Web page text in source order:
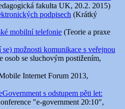
fakulta UK, 20.2. 2015)
podpisech (Krátký
mobilní telefonie (Teorie a praxe
možnosti komunikace s veřejnou
osob se sluchovým postižením,
Internet Forum 2013,
s odstupem pěti let:
"e-government 20:10",